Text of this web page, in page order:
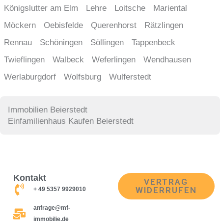
Königslutter am Elm
Lehre Loitsche
Mariental
Möckern
Oebisfelde Querenhorst
Rätzlingen
Rennau
Schöningen Söllingen
Tappenbeck
Twieflingen
Walbeck Weferlingen
Wendhausen
Werlaburgdorf
Wolfsburg Wulferstedt
Immobilien Beierstedt
Einfamilienhaus Kaufen Beierstedt
Kontakt
+ 49 5357 9929010
anfrage@mf-
immobilie.de
VERTRAG
WIDERRUFEN